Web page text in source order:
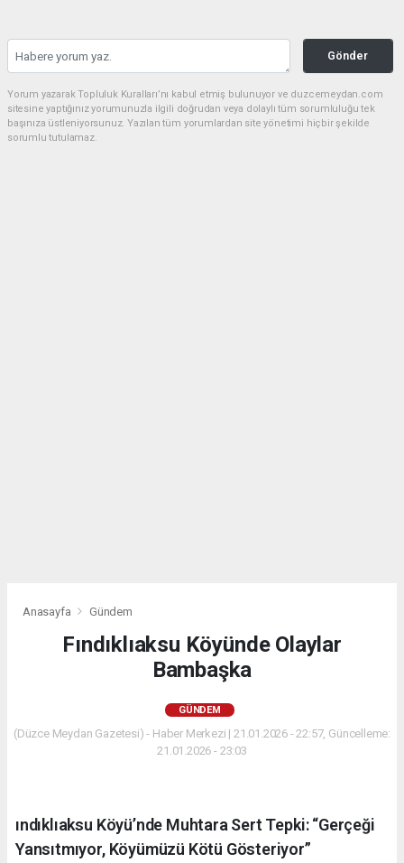
Gönder
Yorum yazarak Topluluk Kuralları’nı kabul etmiş bulunuyor ve duzcemeydan.com
sitesine yaptığınız yorumunuzla ilgili doğrudan veya dolaylı tüm sorumluluğu tek
başınıza üstleniyorsunuz. Yazılan tüm yorumlardan site yönetimi hiçbir şekilde
sorumlu tutulamaz.
Anasayfa Gündem
Fındıklıaksu Köyünde Olaylar
Bambaşka
GÜNDEM
(Düzce Meydan Gazetesi) - Haber Merkezi | 21.01.2026 - 22:57, Güncelleme:
21.01.2026 - 23:03
ındıklıaksu Köyü’nde Muhtara Sert Tepki: “Gerçeği
Yansıtmıyor, Köyümüzü Kötü Gösteriyor”